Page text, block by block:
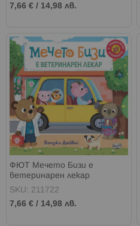
7,66 € / 14,98 лв.
ФЮТ Мечето Бизи е
ветеринарен лекар
SKU: 211722
7,66 € / 14,98 лв.